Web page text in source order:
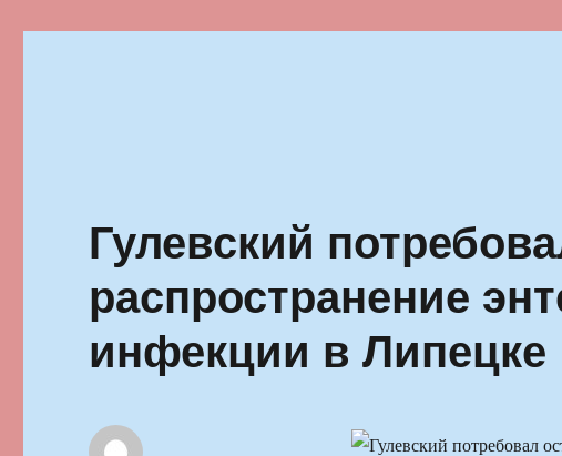
Гулевский
распространение
инфекции в Липецке